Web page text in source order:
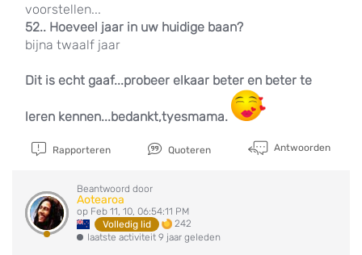
voorstellen...
52.. Hoeveel jaar in uw huidige baan?
bijna twaalf jaar
Dit is echt gaaf...probeer elkaar beter en beter te
leren kennen...bedankt,tyesmama.
Rapporteren Quoteren Antwoorden
Beantwoord door
Aotearoa
op Feb 11, 10, 06:54:11 PM
Volledig lid
242
laatste activiteit 9 jaar geleden